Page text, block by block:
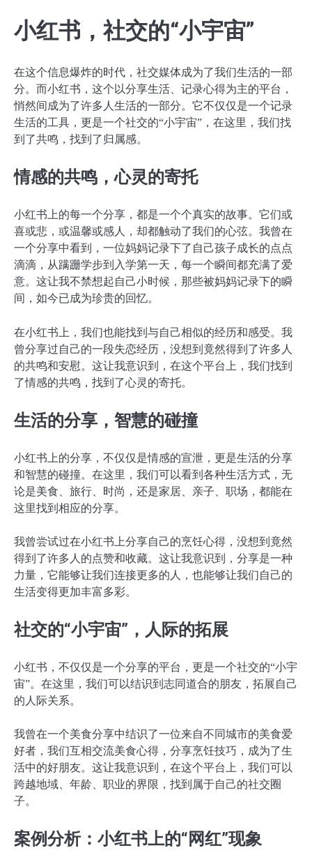
小红书，社交的“小宇宙”
在这个信息爆炸的时代，社交媒体成为了我们生活的一部
分。而小红书，这个以分享生活、记录心得为主的平台，
悄然间成为了许多人生活的一部分。它不仅仅是一个记录
生活的工具，更是一个社交的“小宇宙”，在这里，我们找
到了共鸣，找到了归属感。
情感的共鸣，心灵的寄托
小红书上的每一个分享，都是一个个真实的故事。它们或
喜或悲，或温馨或感人，却都触动了我们的心弦。我曾在
一个分享中看到，一位妈妈记录下了自己孩子成长的点点
滴滴，从蹒跚学步到入学第一天，每一个瞬间都充满了爱
意。这让我不禁想起自己小时候，那些被妈妈记录下的瞬
间，如今已成为珍贵的回忆。
在小红书上，我们也能找到与自己相似的经历和感受。我
曾分享过自己的一段失恋经历，没想到竟然得到了许多人
的共鸣和安慰。这让我意识到，在这个平台上，我们找到
了情感的共鸣，找到了心灵的寄托。
生活的分享，智慧的碰撞
小红书上的分享，不仅仅是情感的宣泄，更是生活的分享
和智慧的碰撞。在这里，我们可以看到各种生活方式，无
论是美食、旅行、时尚，还是家居、亲子、职场，都能在
这里找到相应的分享。
我曾尝试过在小红书上分享自己的烹饪心得，没想到竟然
得到了许多人的点赞和收藏。这让我意识到，分享是一种
力量，它能够让我们连接更多的人，也能够让我们自己的
生活变得更加丰富多彩。
社交的“小宇宙”，人际的拓展
小红书，不仅仅是一个分享的平台，更是一个社交的“小宇
宙”。在这里，我们可以结识到志同道合的朋友，拓展自己
的人际关系。
我曾在一个美食分享中结识了一位来自不同城市的美食爱
好者，我们互相交流美食心得，分享烹饪技巧，成为了生
活中的好朋友。这让我意识到，在这个平台上，我们可以
跨越地域、年龄、职业的界限，找到属于自己的社交圈
子。
案例分析：小红书上的“网红”现象